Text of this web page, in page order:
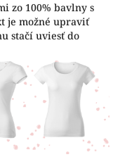
zo 100% bavlny s
je možné upraviť
stačí uviesť do